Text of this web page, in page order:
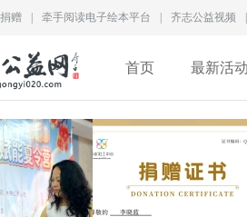
赠 牵手阅读电子绘本平台 齐志公益视频
首页 最新活